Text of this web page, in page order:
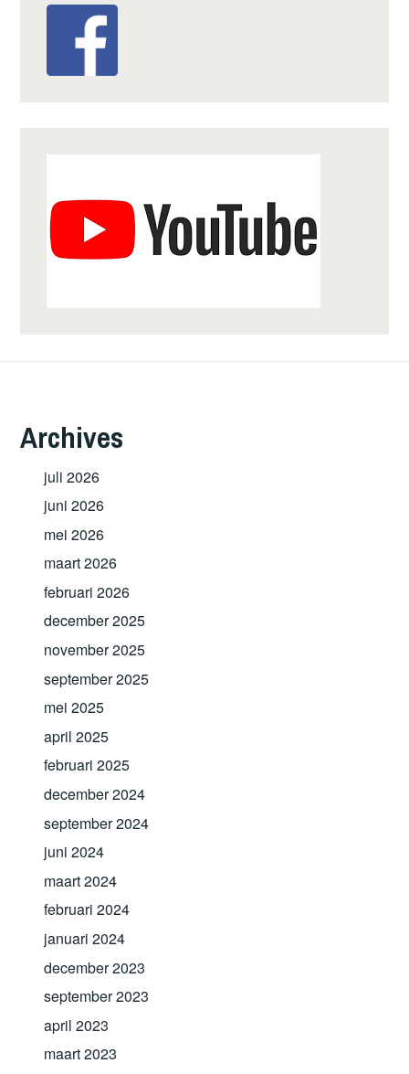
Archives
juli 2026
juni 2026
mei 2026
maart 2026
februari 2026
december 2025
november 2025
september 2025
mei 2025
april 2025
februari 2025
december 2024
september 2024
juni 2024
maart 2024
februari 2024
januari 2024
december 2023
september 2023
april 2023
maart 2023